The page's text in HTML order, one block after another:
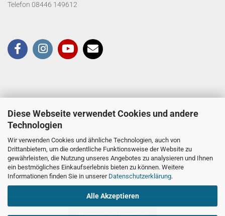
Diese Webseite verwendet Cookies und andere
Technologien
Wir verwenden Cookies und ähnliche Technologien, auch von
Drittanbietern, um die ordentliche Funktionsweise der Website zu
gewährleisten, die Nutzung unseres Angebotes zu analysieren und Ihnen
ein bestmögliches Einkaufserlebnis bieten zu können. Weitere
Informationen finden Sie in unserer Datenschutzerklärung.
Alle Akzeptieren
Telefon 08446 149612